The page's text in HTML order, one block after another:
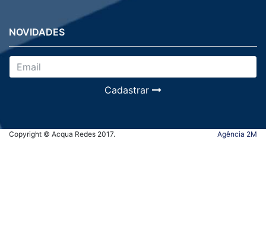
NOVIDADES
Cadastrar
Copyright © Acqua Redes 2017. Agência 2M